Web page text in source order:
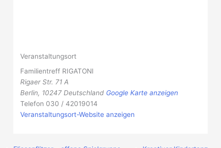
Veranstaltungsort
Familientreff RIGATONI
Rigaer Str. 71 A
Berlin, 10247 Deutschland Google Karte anzeigen
Telefon 030 / 42019014
Veranstaltungsort-Website anzeigen